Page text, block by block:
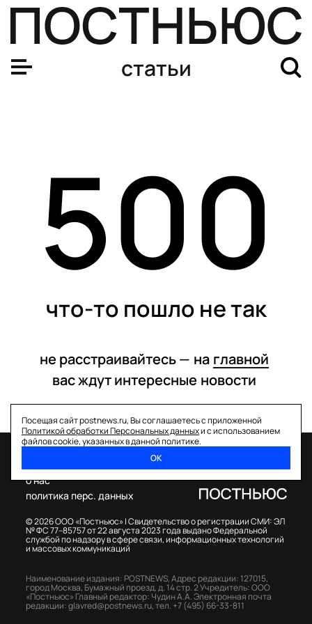
статьи
500
что-то пошло не так
не расстраивайтесь — на главной
вас ждут интересные новости
Посещая сайт postnews.ru, Вы соглашаетесь с приложенной
Политикой обработки Персональных данныхи с использованием
файлов cookie, указанных в данной политике.
ОК
© 2026 ООО «Постньюс» |Свидетельство о регистрации СМИ: ЭЛ
№ ФС 77–85757 от 22 августа 2023 года выдано Федеральной
службой по надзору в сфере связи, информационных технологий
и массовых коммуникаций
о нас
политика перс. данных
Наименование издания: POSTNEWS,Адрес редакции: 127015,
город Москва, Бумажный проезд, д. 14 стр. 2Учредитель: ООО
«Постньюс» Главный редактор: Чудин А.А.Электронная почта
редакции:glavred@postnews.ru,тел. +7 (495) 66-33-811
Главный страх гуманитариев: почему мы испытываем